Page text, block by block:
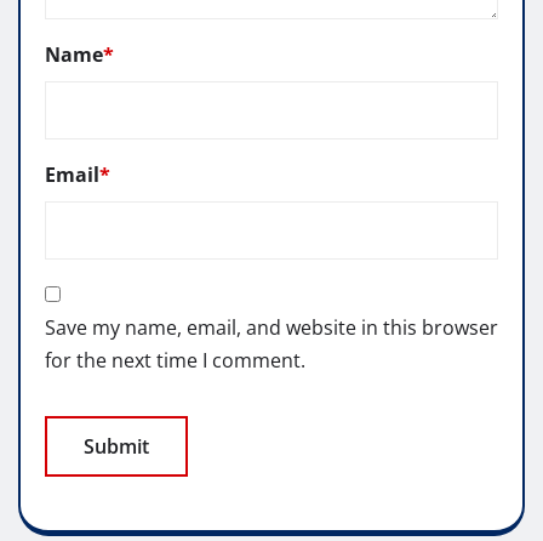
Name*
Email*
Save my name, email, and website in this browser
for the next time I comment.